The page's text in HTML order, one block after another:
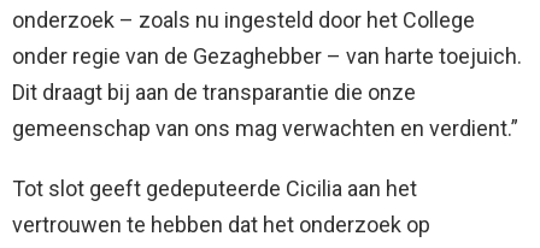
onderzoek – zoals nu ingesteld door het College
onder regie van de Gezaghebber – van harte toejuich.
Dit draagt bij aan de transparantie die onze
gemeenschap van ons mag verwachten en verdient.”
Tot slot geeft gedeputeerde Cicilia aan het
vertrouwen te hebben dat het onderzoek op